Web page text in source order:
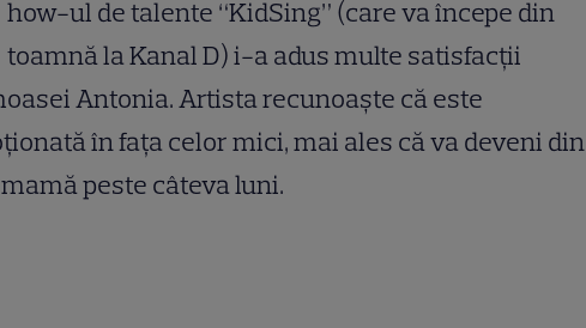
how-ul de talente “KidSing” (care va începe din
toamnă la Kanal D) i-a adus multe satisfacţii
Antonia. Artista recunoaşte că este
în faţa celor mici, mai ales că va deveni din
peste câteva luni.